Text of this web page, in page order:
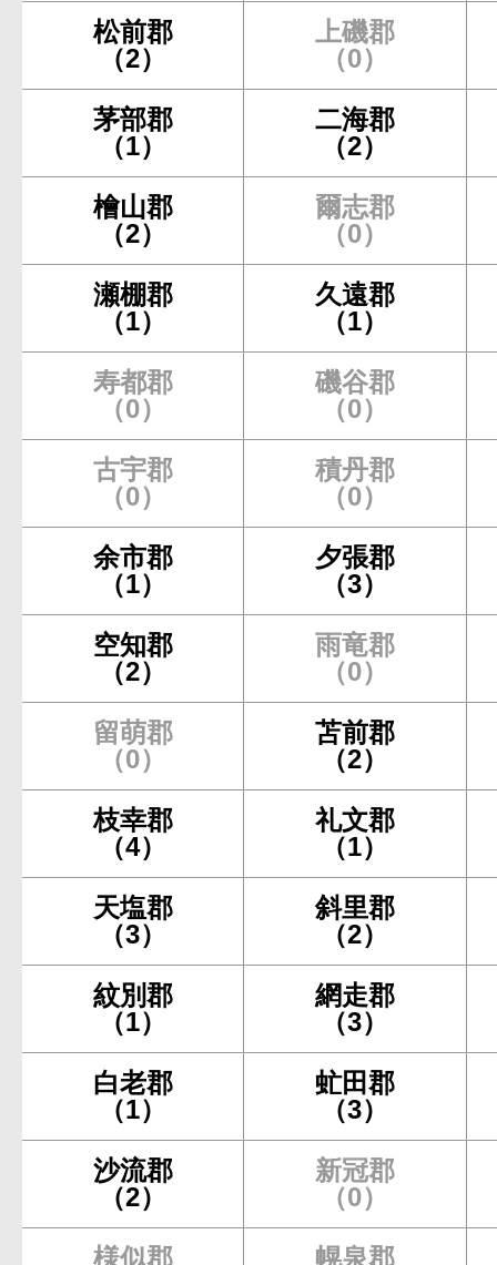
松前郡
（2）
上磯郡
（0）
茅部郡
（1）
二海郡
（2）
檜山郡
（2）
爾志郡
（0）
瀬棚郡
（1）
久遠郡
（1）
寿都郡
（0）
磯谷郡
（0）
古宇郡
（0）
積丹郡
（0）
余市郡
（1）
夕張郡
（3）
空知郡
（2）
雨竜郡
（0）
留萌郡
（0）
苫前郡
（2）
枝幸郡
（4）
礼文郡
（1）
天塩郡
（3）
斜里郡
（2）
紋別郡
（1）
網走郡
（3）
白老郡
（1）
虻田郡
（3）
沙流郡
（2）
新冠郡
（0）
様似郡 幌泉郡